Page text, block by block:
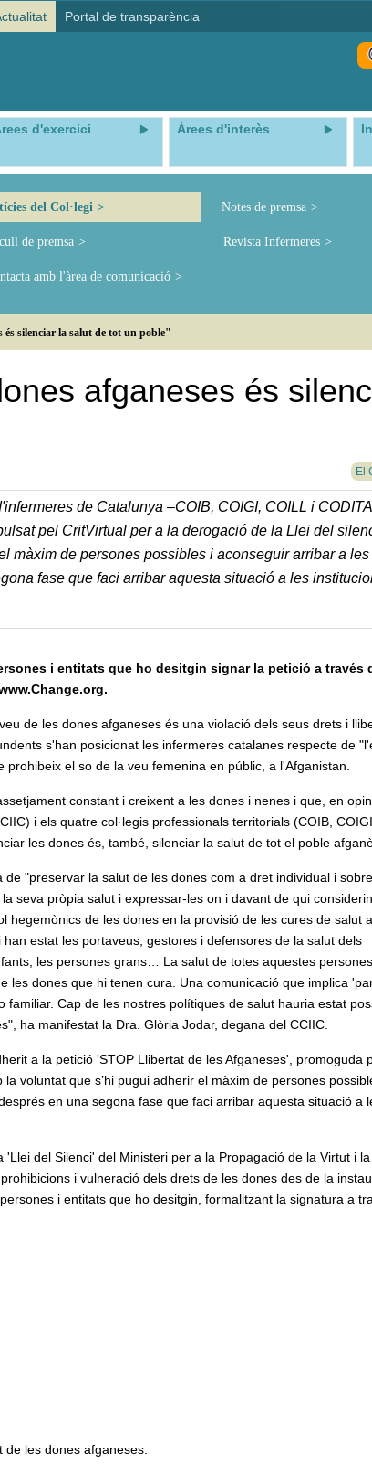
Portal de transparència
d'exercici Àrees d'interès
del Col·legi Notes de premsa
de premsa Revista Infermeres
amb l'àrea de comunicació
és silenciar la salut de tot un poble"
afganeses és
El
de Catalunya –COIB, COIGI, COILL i
pel CritVirtual per a la derogació de la Llei del
màxim de persones possibles i aconseguir arribar a les
fase que faci arribar aquesta situació a les
i entitats que ho desitgin signar la petició a través
de les dones afganeses és una violació dels seus drets i
s'han posicionat les infermeres catalanes respecte de
prohibeix el so de la veu femenina en públic, a l'Afganistan.
constant i creixent a les dones i nenes i que, en
i els quatre col·legis professionals territorials (COIB, COIGI,
les dones és, també, silenciar la salut de tot el poble
"preservar la salut de les dones com a dret individual i
seva pròpia salut i expressar-les on i davant de qui
hegemònics de les dones en la provisió de les cures de salut
estat les portaveus, gestores i defensores de la salut dels
les persones grans… La salut de totes aquestes
les dones que hi tenen cura. Una comunicació que implica
Cap de les nostres polítiques de salut hauria estat
ha manifestat la Dra. Glòria Jodar, degana del CCIIC.
a la petició 'STOP Llibertat de les Afganeses', promoguda
voluntat que s’hi pugui adherir el màxim de persones
en una segona fase que faci arribar aquesta situació a
del Silenci' del Ministeri per a la Propagació de la Virtut i la
i vulneració dels drets de les dones des de la
i entitats que ho desitgin, formalitzant la signatura a
les dones afganeses.